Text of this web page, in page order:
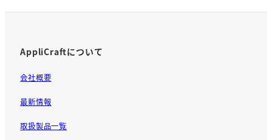
AppliCraftについて
会社概要
最新情報
取扱製品一覧